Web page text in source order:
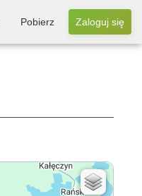
Pobierz Zaloguj się